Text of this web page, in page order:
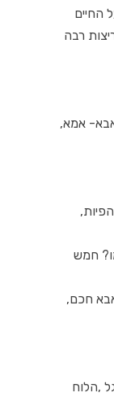
החיים
רבה
אבא- אמא,
חמש
אבא חכם,
,הלוח